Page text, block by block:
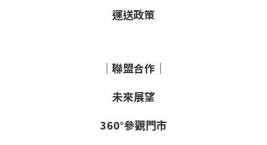
運送政策
｜聯盟合作｜
未來展望
360°參觀門市